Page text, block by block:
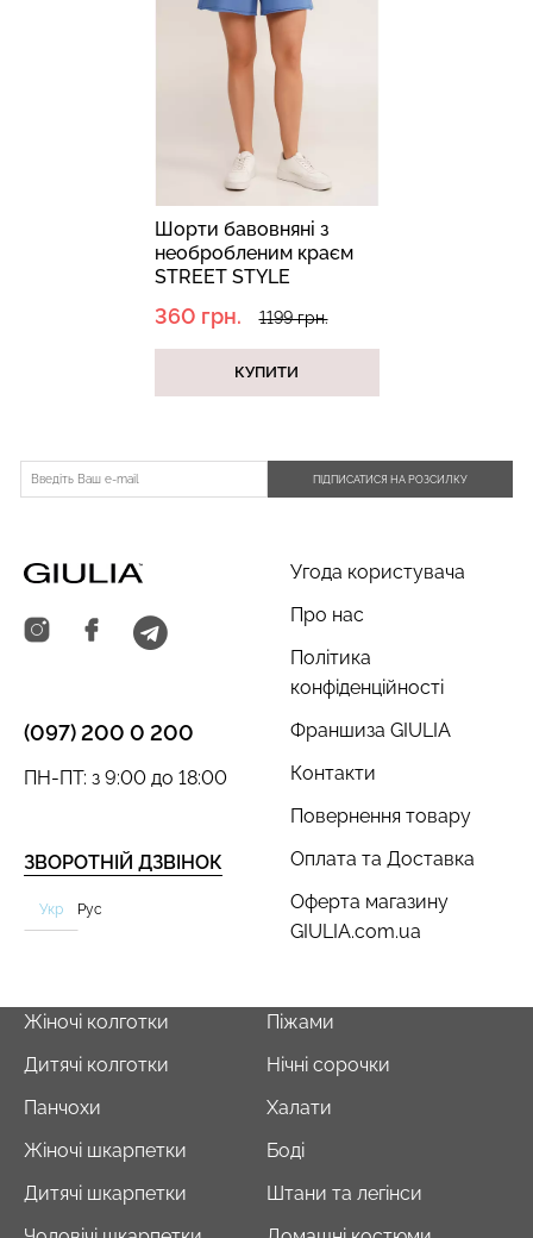
Шорти бавовняні з
необробленим краєм
STREET STYLE
(синій)
360 грн. 1199 грн.
КУПИТИ
ПІДПИСАТИСЯ НА РОЗСИЛКУ
Угода користувача
Про нас
Політика
конфіденційності
Франшиза GIULIA
Контакти
Повернення товару
Оплата та Доставка
Оферта магазину
GIULIA.com.ua
(097) 200 0 200
ЗВОРОТНІЙ ДЗВІНОК
ПН-ПТ: з 9:00 до 18:00
Укр Рус
Жіночі колготки
Дитячі колготки
Панчохи
Жіночі шкарпетки
Дитячі шкарпетки
Піжами
Нічні сорочки
Халати
Боді
Штани та легінси
Топ на бретелях в рубчик
CAMI TOP RIB white (білий)
Безшовний топ на
бретелях CAMI TOP
279 грн.
корекцією BRA
SHAPEWEAR nude
Безшовні труси сліпи з
легкою корекцією HI-LEG
SHAPEWEAR black
(чорний) Giulia
258 грн.369 грн.